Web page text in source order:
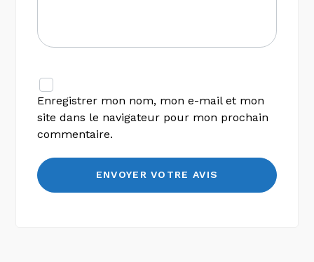
Enregistrer mon nom, mon e-mail et mon
site dans le navigateur pour mon prochain
commentaire.